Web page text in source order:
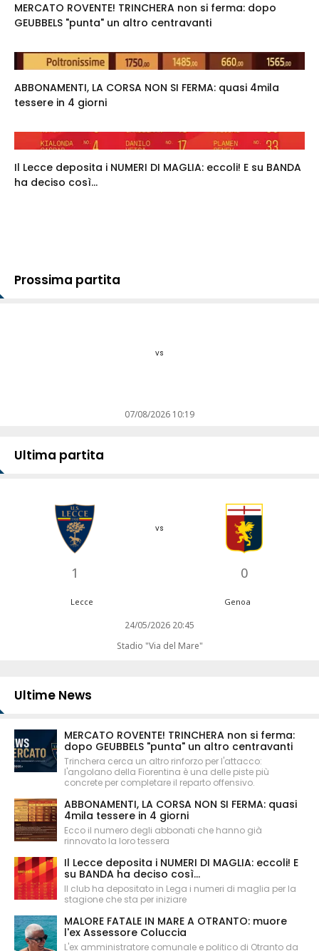
MERCATO ROVENTE! TRINCHERA non si ferma: dopo
GEUBBELS "punta" un altro centravanti
ABBONAMENTI, LA CORSA NON SI FERMA: quasi 4mila
tessere in 4 giorni
Il Lecce deposita i NUMERI DI MAGLIA: eccoli! E su BANDA
ha deciso così...
Prossima partita
vs
07/08/2026 10:19
Ultima partita
1
vs
0
Lecce Genoa
24/05/2026 20:45
Stadio "Via del Mare"
Ultime News
MERCATO ROVENTE! TRINCHERA non si ferma:
dopo GEUBBELS "punta" un altro centravanti
Trinchera cerca un altro rinforzo per l'attacco:
l'angolano della Fiorentina è una delle piste più
concrete per completare il reparto offensivo.
ABBONAMENTI, LA CORSA NON SI FERMA: quasi
4mila tessere in 4 giorni
Ecco il numero degli abbonati che hanno già
rinnovato la loro tessera
Il Lecce deposita i NUMERI DI MAGLIA: eccoli! E
su BANDA ha deciso così...
Il club ha depositato in Lega i numeri di maglia per la
stagione che sta per iniziare
MALORE FATALE IN MARE A OTRANTO: muore
l'ex Assessore Coluccia
L'ex amministratore comunale e politico di Otranto da